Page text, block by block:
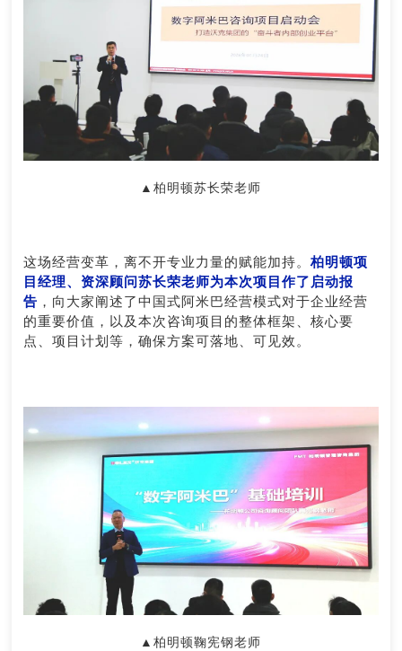
▲柏明顿苏长荣老师
这场经营变革，离不开专业力量的赋能加持。柏明顿项
目经理、资深顾问苏长荣老师为本次项目作了启动报
告 ，向大家阐述了中国式阿米巴经营模式对于企业经营
的重要价值，以及本次咨询项目的整体框架、核心要
点、项目计划等，确保方案可落地、可见效。
▲柏明顿鞠宪钢老师